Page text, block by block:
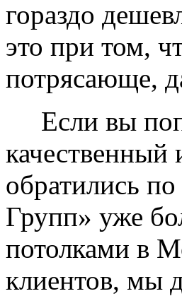
гораздо
это при том,
потрясающе,
Если вы
качественный
обратились
Групп» уже
потолками в
клиентов, мы